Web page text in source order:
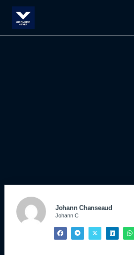
Johann Chanseaud
Johann C